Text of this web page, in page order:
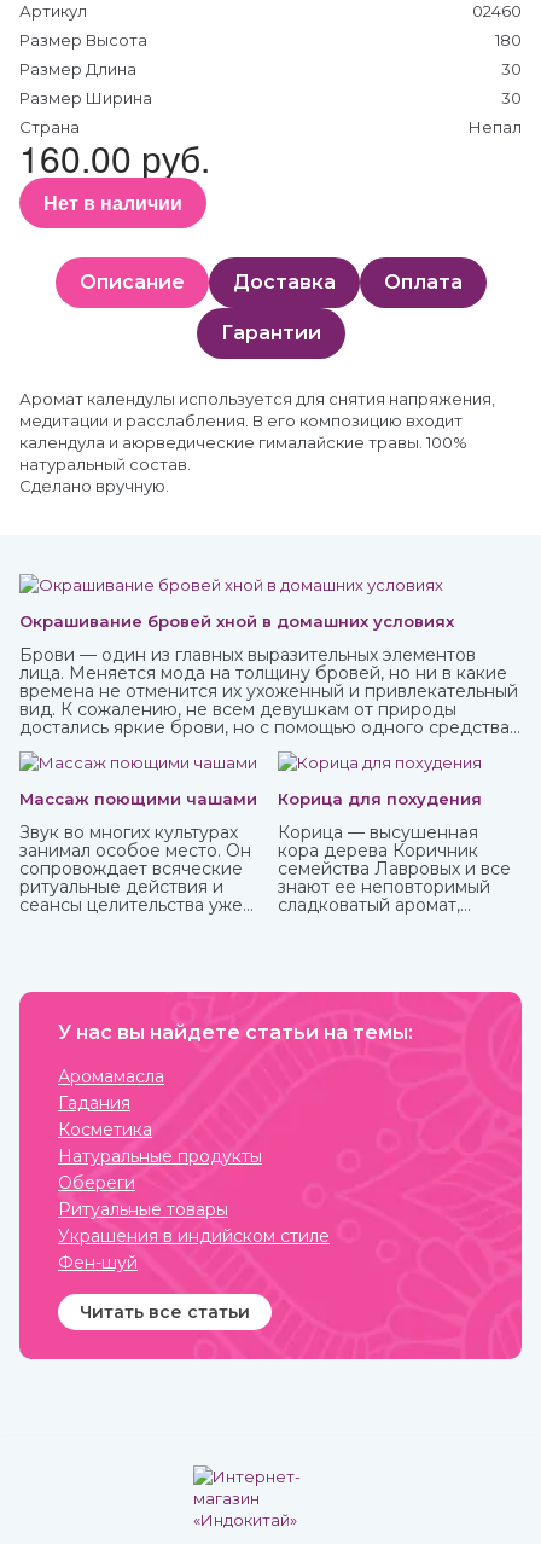
Артикул
02460
Размер Высота
180
Размер Длина
30
Размер Ширина
30
Страна
Непал
160.00 руб.
Нет в наличии
Описание Доставка Оплата
Гарантии
Аромат календулы используется для снятия напряжения,
медитации и расслабления. В его композицию входит
календула и аюрведические гималайские травы. 100%
натуральный состав.
Сделано вручную.
Окрашивание бровей хной в домашних условиях
Брови — один из главных выразительных элементов
лица. Меняется мода на толщину бровей, но ни в какие
времена не отменится их ухоженный и привлекательный
вид. К сожалению, не всем девушкам от природы
достались яркие брови, но с помощью одного средства
которую можно приобрести в интернет-магазине
Массаж поющими чашами
Звук во многих культурах
занимал особое место. Он
сопровождает всяческие
ритуальные действия и
сеансы целительства уже
Корица для похудения
Корица — высушенная
кора дерева Коричник
семейства Лавровых и все
знают ее неповторимый
сладковатый аромат,
используется и для
употребления сахара и
У нас вы найдете статьи на темы:
Аромамасла
Гадания
Косметика
Натуральные продукты
Обереги
Ритуальные товары
Украшения в индийском стиле
Фен-шуй
Читать все статьи